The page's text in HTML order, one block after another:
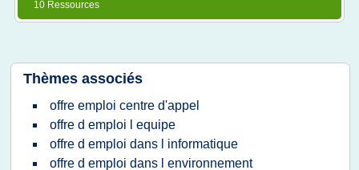
10 Ressources
Thèmes associés
offre emploi centre d'appel
offre d emploi l equipe
offre d emploi dans l informatique
offre d emploi dans l environnement